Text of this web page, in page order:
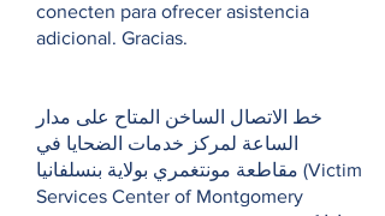
conecten para ofrecer asistencia
adicional. Gracias.
خط الاتصال الساخن المتاح على مدار
الساعة لمركز خدمات الضحايا في
مقاطعة مونتغمري بولاية بنسلفانيا (Victim
Services Center of Montgomery